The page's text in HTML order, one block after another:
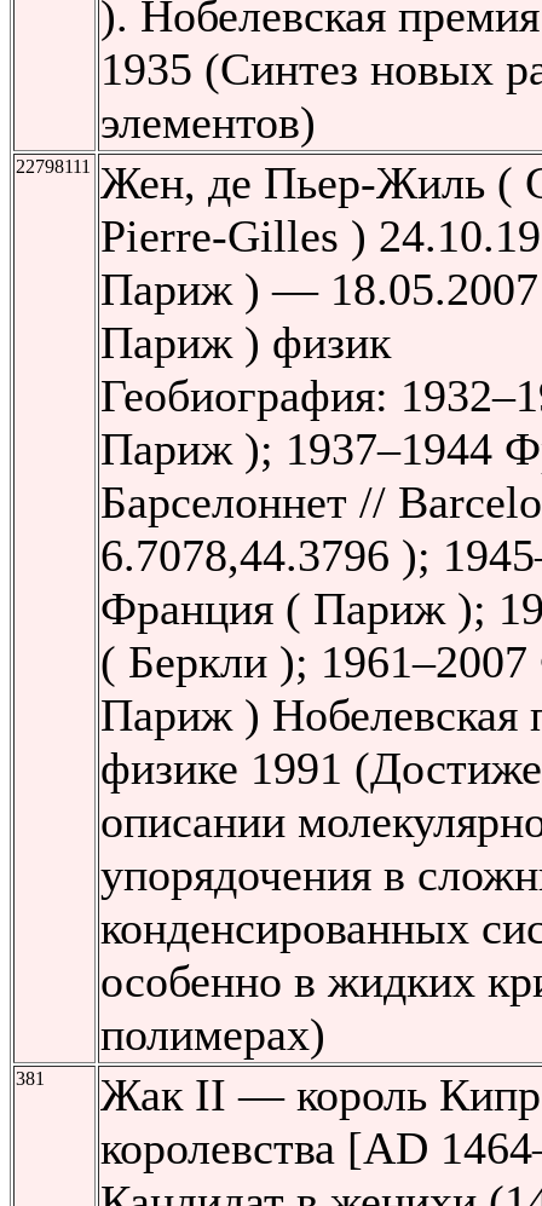
). Нобелевская
1935 (Синтез новых
элементов)
22798111
Жен, де Пьер-Жиль (
Pierre-Gilles )
Париж ) —
Париж ) физик
Геобиография:
Париж ); 1937–1944
Барселоннет //
6.7078,44.3796 );
Франция ( Париж );
( Беркли );
Париж ) Нобелевская
физике 1991
описании
упорядочения в
конденсированных
особенно в жидких
полимерах)
381
Жак II — король
королевства [AD